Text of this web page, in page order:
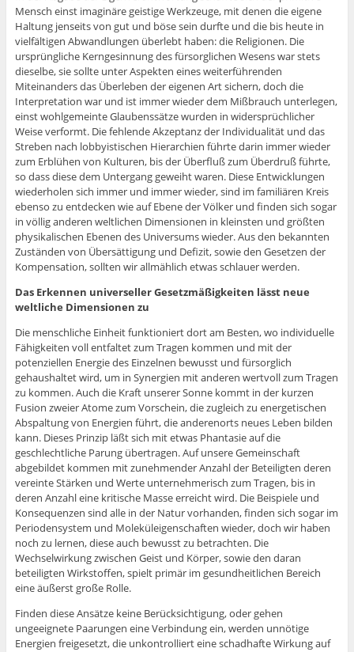
Mensch einst imaginäre geistige Werkzeuge, mit denen die eigene
Haltung jenseits von gut und böse sein durfte und die bis heute in
vielfältigen Abwandlungen überlebt haben: die Religionen. Die
ursprüngliche Kerngesinnung des fürsorglichen Wesens war stets
dieselbe, sie sollte unter Aspekten eines weiterführenden
Miteinanders das Überleben der eigenen Art sichern, doch die
Interpretation war und ist immer wieder dem Mißbrauch unterlegen,
einst wohlgemeinte Glaubenssätze wurden in widersprüchlicher
Weise verformt. Die fehlende Akzeptanz der Individualität und das
Streben nach lobbyistischen Hierarchien führte darin immer wieder
zum Erblühen von Kulturen, bis der Überfluß zum Überdruß führte,
so dass diese dem Untergang geweiht waren. Diese Entwicklungen
wiederholen sich immer und immer wieder, sind im familiären Kreis
ebenso zu entdecken wie auf Ebene der Völker und finden sich sogar
in völlig anderen weltlichen Dimensionen in kleinsten und größten
physikalischen Ebenen des Universums wieder. Aus den bekannten
Zuständen von Übersättigung und Defizit, sowie den Gesetzen der
Kompensation, sollten wir allmählich etwas schlauer werden.
Das Erkennen universeller Gesetzmäßigkeiten lässt neue
weltliche Dimensionen zu
Die menschliche Einheit funktioniert dort am Besten, wo individuelle
Fähigkeiten voll entfaltet zum Tragen kommen und mit der
potenziellen Energie des Einzelnen bewusst und fürsorglich
gehaushaltet wird, um in Synergien mit anderen wertvoll zum Tragen
zu kommen. Auch die Kraft unserer Sonne kommt in der kurzen
Fusion zweier Atome zum Vorschein, die zugleich zu energetischen
Abspaltung von Energien führt, die anderenorts neues Leben bilden
kann. Dieses Prinzip läßt sich mit etwas Phantasie auf die
geschlechtliche Parung übertragen. Auf unsere Gemeinschaft
abgebildet kommen mit zunehmender Anzahl der Beteiligten deren
vereinte Stärken und Werte unternehmerisch zum Tragen, bis in
deren Anzahl eine kritische Masse erreicht wird. Die Beispiele und
Konsequenzen sind alle in der Natur vorhanden, finden sich sogar im
Periodensystem und Moleküleigenschaften wieder, doch wir haben
noch zu lernen, diese auch bewusst zu betrachten. Die
Wechselwirkung zwischen Geist und Körper, sowie den daran
beteiligten Wirkstoffen, spielt primär im gesundheitlichen Bereich
eine äußerst große Rolle.
Finden diese Ansätze keine Berücksichtigung, oder gehen
ungeeignete Paarungen eine Verbindung ein, werden unnötige
Energien freigesetzt, die unkontrolliert eine schadhafte Wirkung auf